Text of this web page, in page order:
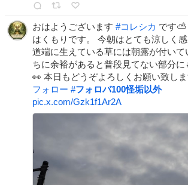
おはようございます #コレシカ です
はくもりです。 今朝はとても涼しく
道端に生えている草には朝露が付いて
ちに余裕があると普段見てない部分に
👀 本日もどうぞよろしくお願い致し
フォロー #フォロバ100怪垢以外
pic.x.com/Gzk1f1Ar2A